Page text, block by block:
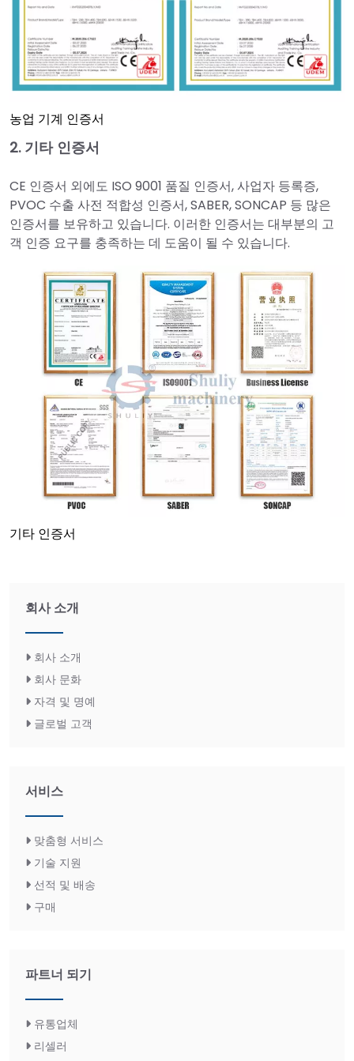
농업 기계 인증서
2. 기타 인증서
CE 인증서 외에도 ISO 9001 품질 인증서, 사업자 등록증,
PVOC 수출 사전 적합성 인증서, SABER, SONCAP 등 많은
인증서를 보유하고 있습니다. 이러한 인증서는 대부분의 고
객 인증 요구를 충족하는 데 도움이 될 수 있습니다.
기타 인증서
회사 소개
회사 소개
회사 문화
자격 및 명예
글로벌 고객
서비스
맞춤형 서비스
기술 지원
선적 및 배송
구매
파트너 되기
유통업체
리셀러